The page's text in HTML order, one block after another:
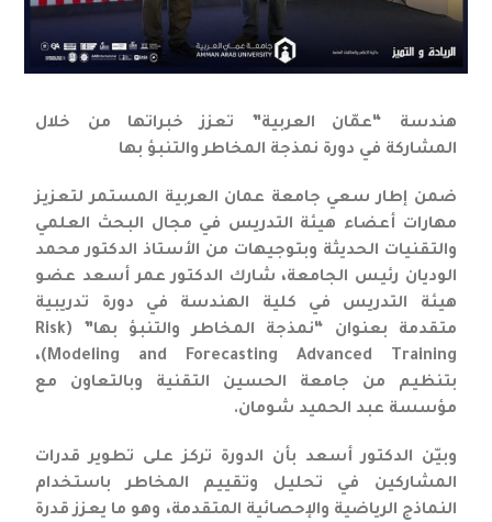
هندسة “عمّان العربية” تعزز خبراتها من خلال
المشاركة في دورة نمذجة المخاطر والتنبؤ بها
ضمن إطار سعي جامعة عمان العربية المستمر لتعزيز
مهارات أعضاء هيئة التدريس في مجال البحث العلمي
والتقنيات الحديثة وبتوجيهات من الأستاذ الدكتور محمد
الوديان رئيس الجامعة، شارك الدكتور عمر أسعد عضو
هيئة التدريس في كلية الهندسة في دورة تدريبية
متقدمة بعنوان “نمذجة المخاطر والتنبؤ بها” (Risk
Modeling and Forecasting Advanced Training)،
بتنظيم من جامعة الحسين التقنية وبالتعاون مع
مؤسسة عبد الحميد شومان.
وبيّن الدكتور أسعد بأن الدورة تركز على تطوير قدرات
المشاركين في تحليل وتقييم المخاطر باستخدام
النماذج الرياضية والإحصائية المتقدمة، وهو ما يعزز قدرة